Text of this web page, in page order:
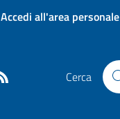
Accedi all'area personale
Cerca